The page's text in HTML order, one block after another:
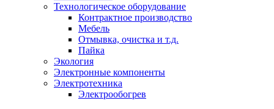
Технологическое оборудование
Контрактное производство
Мебель
Отмывка, очистка и т.д.
Пайка
Экология
Электронные компоненты
Электротехника
Электрообогрев